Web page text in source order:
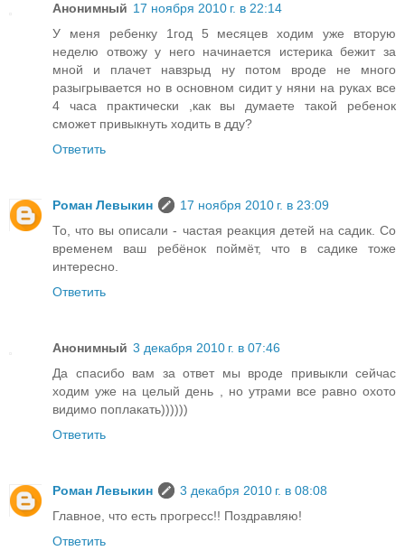
Анонимный 17 ноября 2010 г. в 22:14
У меня ребенку 1год 5 месяцев ходим уже вторую
неделю отвожу у него начинается истерика бежит за
мной и плачет навзрыд ну потом вроде не много
разыгрывается но в основном сидит у няни на руках все
4 часа практически ,как вы думаете такой ребенок
сможет привыкнуть ходить в дду?
Ответить
Роман Левыкин
17 ноября 2010 г. в 23:09
То, что вы описали - частая реакция детей на садик. Со
временем ваш ребёнок поймёт, что в садике тоже
интересно.
Ответить
Анонимный 3 декабря 2010 г. в 07:46
Да спасибо вам за ответ мы вроде привыкли сейчас
ходим уже на целый день , но утрами все равно охото
видимо поплакать))))))
Ответить
Роман Левыкин
3 декабря 2010 г. в 08:08
Главное, что есть прогресс!! Поздравляю!
Ответить